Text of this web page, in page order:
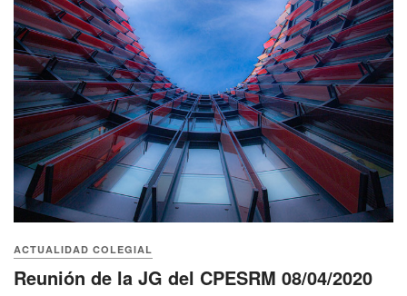
ACTUALIDAD COLEGIAL
Reunión de la JG del CPESRM 08/04/2020